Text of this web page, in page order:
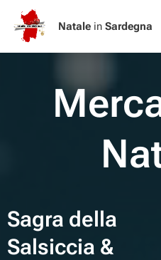
Natale in Sardegna
Sagra della
Salsiccia &